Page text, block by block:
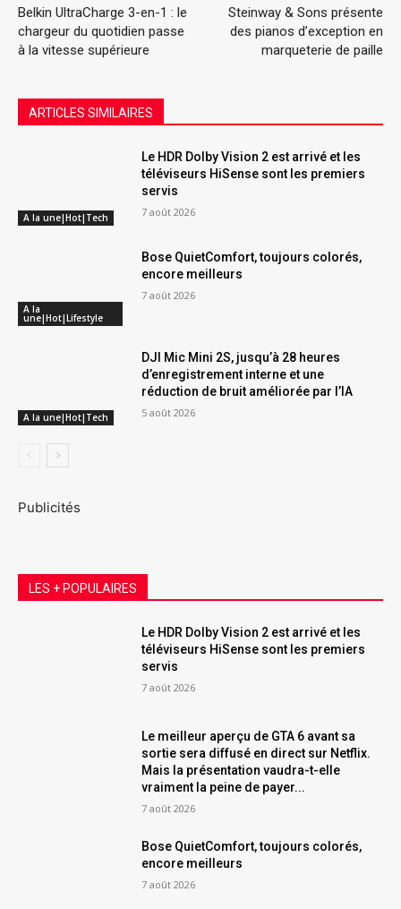
Belkin UltraCharge 3-en-1 : le
chargeur du quotidien passe
à la vitesse supérieure
Steinway & Sons présente
des pianos d’exception en
marqueterie de paille
ARTICLES SIMILAIRES
A la une|Hot|Tech
Le HDR Dolby Vision 2 est arrivé et les
téléviseurs HiSense sont les premiers
servis
7 août 2026
A la
une|Hot|Lifestyle
Bose QuietComfort, toujours colorés,
encore meilleurs
7 août 2026
A la une|Hot|Tech
DJI Mic Mini 2S, jusqu’à 28 heures
d’enregistrement interne et une
réduction de bruit améliorée par l’IA
5 août 2026
Publicités
LES + POPULAIRES
Le HDR Dolby Vision 2 est arrivé et les
téléviseurs HiSense sont les premiers
servis
7 août 2026
Le meilleur aperçu de GTA 6 avant sa
sortie sera diffusé en direct sur Netflix.
Mais la présentation vaudra-t-elle
vraiment la peine de payer...
7 août 2026
Bose QuietComfort, toujours colorés,
encore meilleurs
7 août 2026